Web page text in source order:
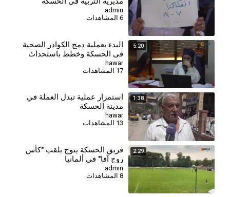
للمطالبة بالتثبيت وصرف
مستحقاتهم
admin
6 المشاهدات
5:20
البدء بعملية دمج الكوادر الصحية
في الحسكة وخطط باستحداث
مراكز جديدة
hawar
17 المشاهدات
1:38
استمرار عملية تبدل العملة في
مدينة الحسكة
hawar
13 المشاهدات
2:29
فريق الحسكة يتوج بلقب "كأس
روج آفا" في ألمانيا
admin